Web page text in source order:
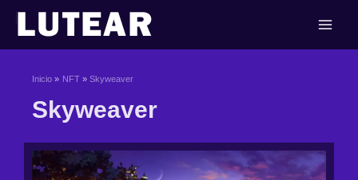
contenido
Inicio NFT Skyweaver
Skyweaver